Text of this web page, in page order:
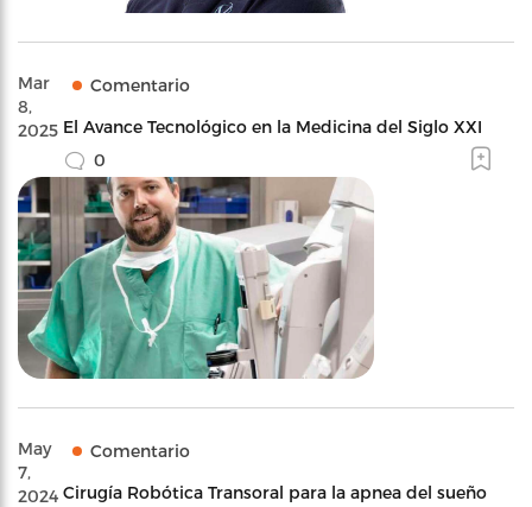
Mar
8,
2025
Comentario
El Avance Tecnológico en la Medicina del Siglo XXI
0
May
7,
2024
Comentario
Cirugía Robótica Transoral para la apnea del sueño